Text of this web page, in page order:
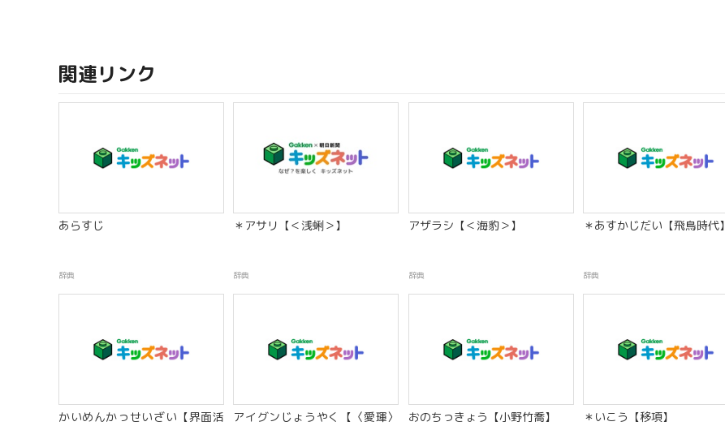
関連リンク
あらすじ
辞典
＊アサリ【＜浅蜊＞】
辞典
アザラシ【＜海豹＞】
辞典
＊あすかじだい【飛鳥時代】
辞典
かいめんかっせいざい【界面活
アイグンじょうやく【〈愛琿〉
おのちっきょう【小野竹喬】 ＊いこう【移項】